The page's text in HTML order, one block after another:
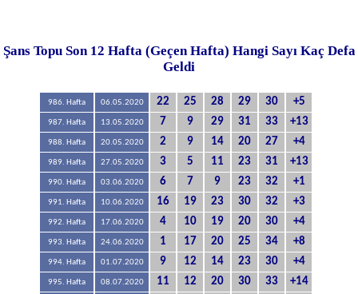
Şans Topu Son 12 Hafta (Geçen Hafta) Hangi Sayı Kaç Defa
Geldi
986. Hafta 06.05.2020 22 25 28 29 30 +5
987. Hafta 13.05.2020 7 9 29 31 33 +13
988. Hafta 20.05.2020 2 9 14 20 27 +4
989. Hafta 27.05.2020 3 5 11 23 31 +13
990. Hafta 03.06.2020 6 7 9 23 32 +1
991. Hafta 10.06.2020 16 19 23 30 32 +3
992. Hafta 17.06.2020 4 10 19 20 30 +4
993. Hafta 24.06.2020 1 17 20 25 34 +8
994. Hafta 01.07.2020 9 12 14 23 30 +4
995. Hafta 08.07.2020 11 12 20 30 33 +14